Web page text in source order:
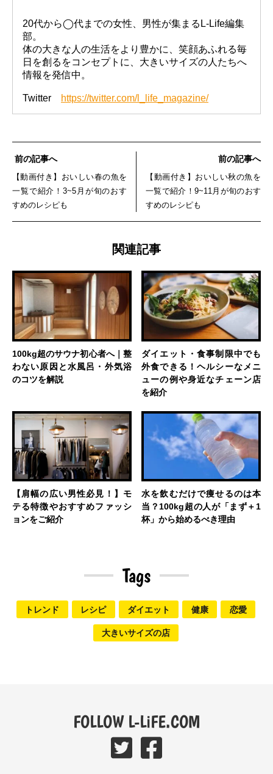
20代から◯代までの女性、男性が集まるL-Life編集
部。
体の大きな人の生活をより豊かに、笑顔あふれる毎
日を創るをコンセプトに、大きいサイズの人たちへ
情報を発信中。
Twitter https://twitter.com/l_life_magazine/
前の記事へ
【動画付き】おいしい春の魚を
一覧で紹介！3~5月が旬のおす
すめのレシピも
前の記事へ
【動画付き】おいしい秋の魚を
一覧で紹介！9~11月が旬のおす
すめのレシピも
関連記事
100kg超のサウナ初心者へ｜整
わない原因と水風呂・外気浴
のコツを解説
ダイエット・食事制限中でも
外食できる！ヘルシーなメニ
ューの例や身近なチェーン店
を紹介
【肩幅の広い男性必見！】モ
テる特徴やおすすめファッシ
ョンをご紹介
水を飲むだけで痩せるのは本
当？100kg超の人が「まず＋1
杯」から始めるべき理由
Tags
トレンド レシピ ダイエット 健康 恋愛
大きいサイズの店
FOLLOW L-LiFE.COM